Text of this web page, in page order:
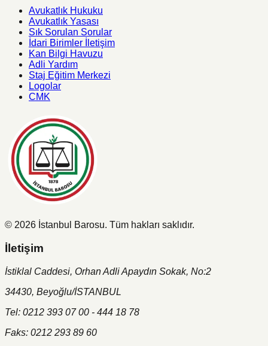
Avukatlık Hukuku
Avukatlık Yasası
Sık Sorulan Sorular
İdari Birimler İletişim
Kan Bilgi Havuzu
Adli Yardım
Staj Eğitim Merkezi
Logolar
CMK
© 2026 İstanbul Barosu. Tüm hakları saklıdır.
İletişim
İstiklal Caddesi, Orhan Adli Apaydın Sokak, No:2
34430, Beyoğlu/İSTANBUL
Tel: 0212 393 07 00 - 444 18 78
Faks: 0212 293 89 60